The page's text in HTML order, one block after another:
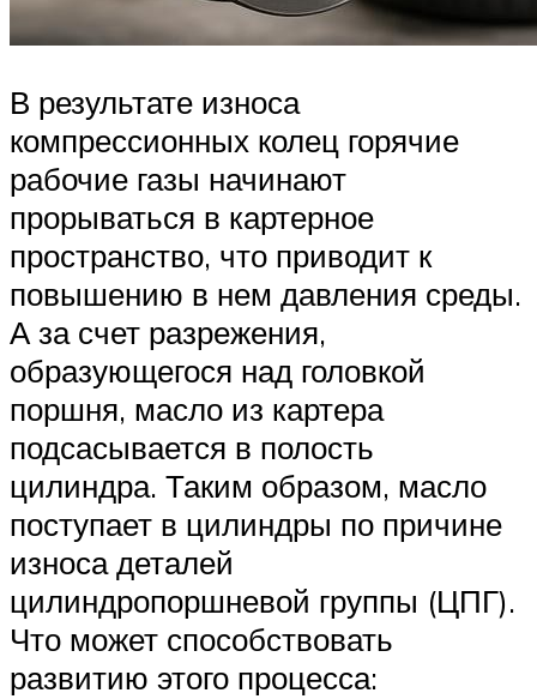
В результате износа
компрессионных колец горячие
рабочие газы начинают
прорываться в картерное
пространство, что приводит к
повышению в нем давления среды.
А за счет разрежения,
образующегося над головкой
поршня, масло из картера
подсасывается в полость
цилиндра. Таким образом, масло
поступает в цилиндры по причине
износа деталей
цилиндропоршневой группы (ЦПГ).
Что может способствовать
развитию этого процесса: